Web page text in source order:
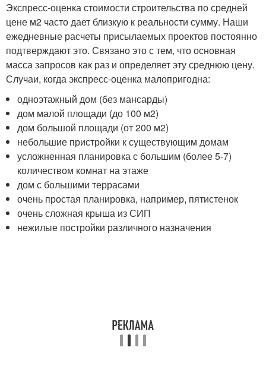
Экспресс-оценка стоимости строительства по средней
цене м2 часто дает близкую к реальности сумму. Наши
ежедневные расчеты присылаемых проектов постоянно
подтверждают это. Связано это с тем, что основная
масса запросов как раз и определяет эту среднюю цену.
Случаи, когда экспресс-оценка малопригодна:
одноэтажный дом (без мансарды)
дом малой площади (до 100 м2)
дом большой площади (от 200 м2)
небольшие пристройки к существующим домам
усложненная планировка с большим (более 5-7)
количеством комнат на этаже
дом с большими террасами
очень простая планировка, например, пятистенок
очень сложная крыша из СИП
нежилые постройки различного назначения